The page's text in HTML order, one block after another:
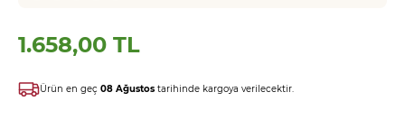
1.658,00 TL
Ürün en geç 08 Ağustos tarihinde kargoya verilecektir.